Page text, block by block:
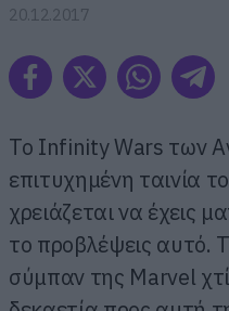
20.12.2017
Το Infinity Wars των
επιτυχημένη ταινία
χρειάζεται να έχεις
το προβλέψεις αυτό.
σύμπαν της Marvel